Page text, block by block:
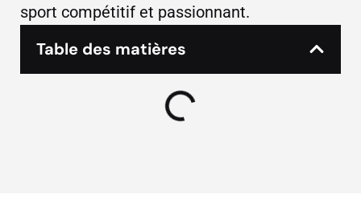
sport compétitif et passionnant.
Table des matières